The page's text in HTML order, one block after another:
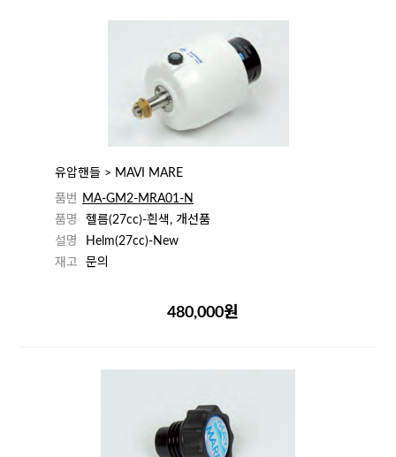
유압핸들 > MAVI MARE
품번
MA-GM2-MRA01-N
품명
헬름(27cc)-흰색, 개선품
설명
Helm(27cc)-New
재고
문의
480,000원